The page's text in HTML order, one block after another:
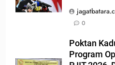
0
Poktan
Program